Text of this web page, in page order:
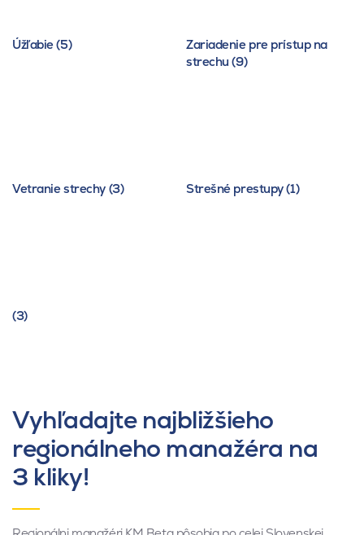
Úžľabie (5)
Zariadenie pre prístup na
strechu (9)
Vetranie strechy (3) Strešné prestupy (1)
(3)
Vyhľadajte najbližšieho
regionálneho manažéra na
3 kliky!